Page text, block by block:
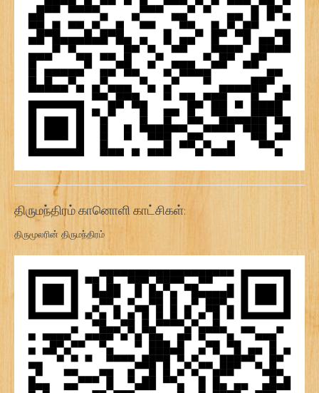
திருமந்திரம் கானொளி காட்சிகள்:
திருமூலரின் திருமந்திரம்